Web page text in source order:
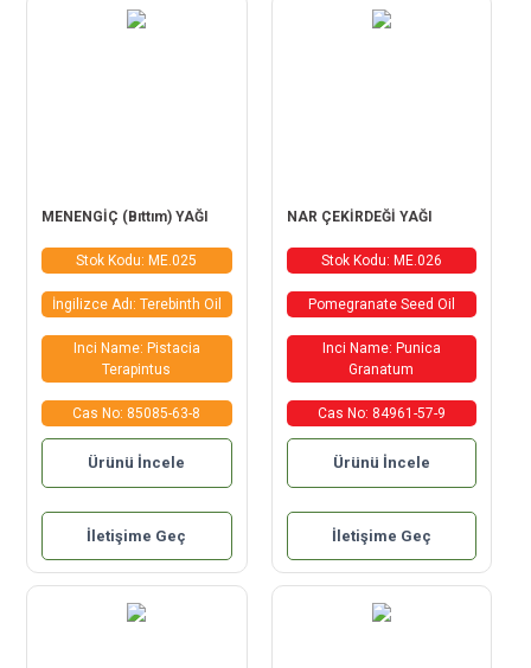
MENENGİÇ (Bıttım) YAĞI
Stok Kodu: ME.025
İngilizce Adı: Terebinth Oil
Inci Name: Pistacia
Terapintus
Cas No: 85085-63-8
Ürünü İncele
İletişime Geç
NAR ÇEKİRDEĞİ YAĞI
Stok Kodu: ME.026
Pomegranate Seed Oil
Inci Name: Punica
Granatum
Cas No: 84961-57-9
Ürünü İncele
İletişime Geç